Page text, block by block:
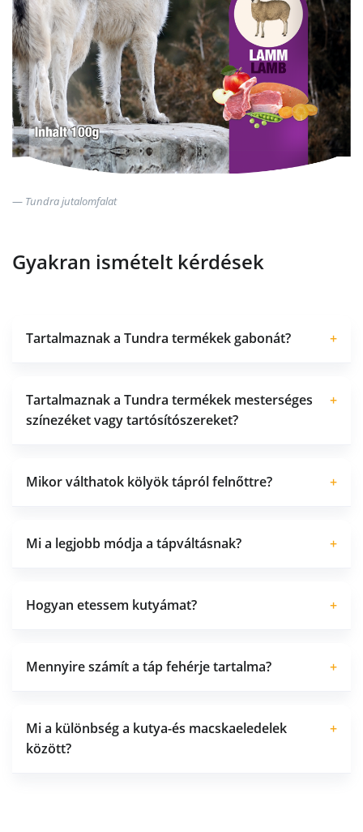
Tundra jutalomfalat
Gyakran ismételt kérdések
Tartalmaznak a Tundra termékek gabonát? +
Tartalmaznak a Tundra termékek mesterséges
színezéket vagy tartósítószereket?
+
Mikor válthatok kölyök tápról felnőttre? +
Mi a legjobb módja a tápváltásnak? +
Hogyan etessem kutyámat? +
Mennyire számít a táp fehérje tartalma? +
Mi a különbség a kutya-és macskaeledelek
között?
+